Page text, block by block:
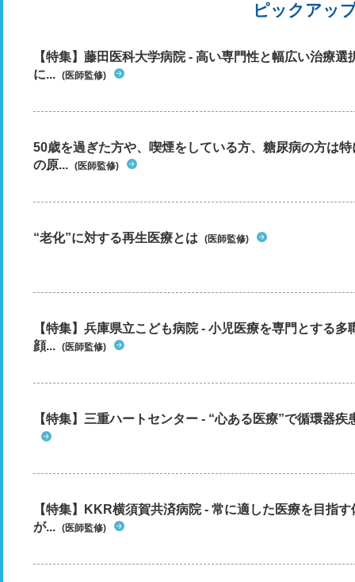
ピックアッ
【特集】藤田医科大学病院 - 高い専門性と幅広い治療
に... (医師監修)
50歳を過ぎた方や、喫煙をしている方、糖尿病の方は
の原... (医師監修)
“老化”に対する再生医療とは (医師監修)
【特集】兵庫県立こども病院 - 小児医療を専門とする
顔... (医師監修)
【特集】三重ハートセンター - “心ある医療”で循環器疾
【特集】KKR横須賀共済病院 - 常に適した医療を目指
が... (医師監修)